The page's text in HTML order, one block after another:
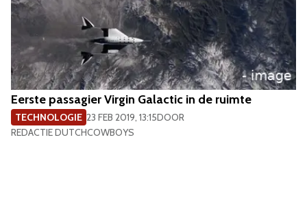
Eerste passagier Virgin Galactic in de ruimte
TECHNOLOGIE 23 FEB 2019, 13:15DOOR
REDACTIE DUTCHCOWBOYS